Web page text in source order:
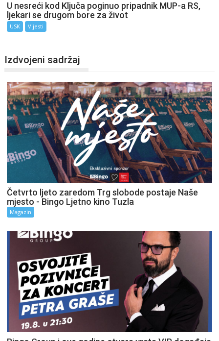
U nesreći kod Ključa poginuo pripadnik MUP-a RS,
ljekari se drugom bore za život
USK Vijesti
Izdvojeni sadržaj
Četvrto ljeto zaredom Trg slobode postaje Naše
mjesto - Bingo Ljetno kino Tuzla
Magazin